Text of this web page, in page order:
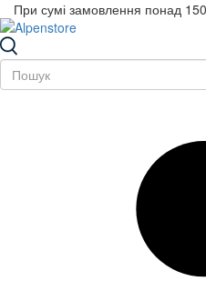
При сумі замовлення понад